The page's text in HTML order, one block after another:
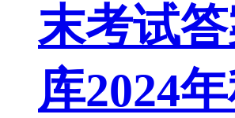
末考试
库2024